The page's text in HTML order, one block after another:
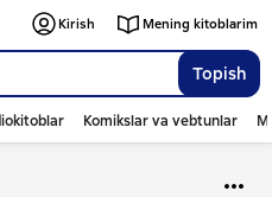
Topish
Kirish Mening kitoblarim
Komikslar va vebtunlar